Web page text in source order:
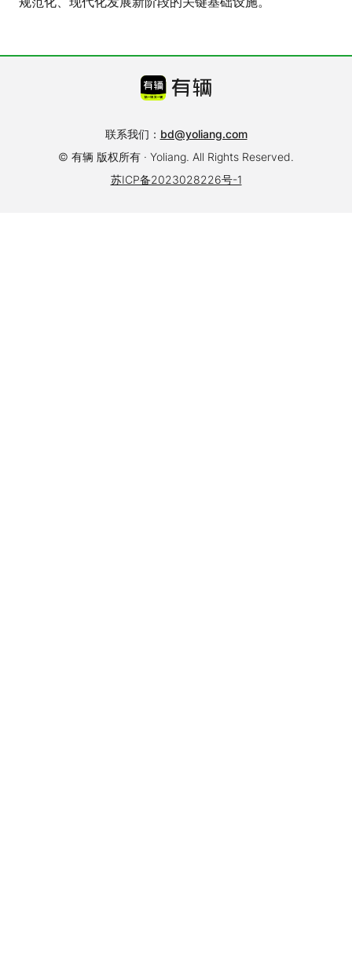
联系我们： bd@yoliang.com
© 有辆 版权所有 · Yoliang. All Rights Reserved.
苏ICP备2023028226号-1